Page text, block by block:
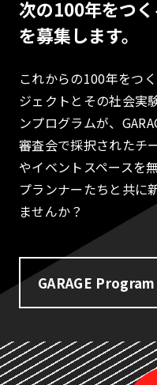
次の100年をつ
を募集します。
これからの100年をつ
ジェクトとその社会実
ンプログラムが、
審査会で採択されたチ
やイベントスペースを
プランナーたちと共に
ませんか？
GARAGE Program